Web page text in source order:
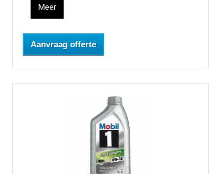
Meer
Aanvraag offerte